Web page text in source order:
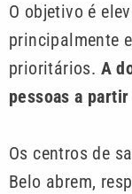
O objetivo é
principalmente
prioritários. A
pessoas a
Os centros de
Belo abrem,